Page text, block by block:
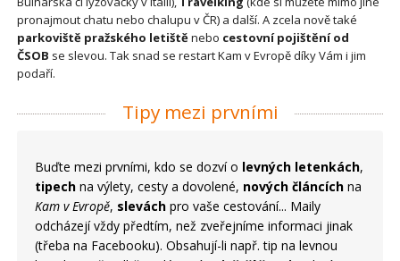
pronajmout chatu nebo chalupu v ČR) a další. A zcela nově také
parkoviště pražského letištěnebo cestovní pojištění od
ČSOB se slevou. Tak snad se restart Kam v Evropě díky Vám i jim
podaří.
Tipy mezi prvními
Buďte mezi prvními, kdo se dozví o levných letenkách,
tipech na výlety, cesty a dovolené, nových článcích na
Kam v Evropě, slevách pro vaše cestování... Maily
odcházejí vždy předtím, než zveřejníme informaci jinak
(třeba na Facebooku). Obsahují-li např. tip na levnou